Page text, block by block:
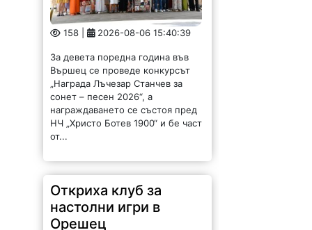
сонет – песен 2026“, а
награждаването се състоя пред
НЧ „Христо Ботев 1900“ и бе част
от...
Откриха клуб за
настолни игри в
Орешец